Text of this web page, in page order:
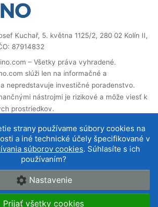
strany používame súbory cookies na
a iné technické účely špecifikované v
súborov cookies. Súhlasíte s ich
používaním?
Nastavenie
Prijať všetky cookies
Kuchař, 5. května 1125/2, 280 02 Kolín II,
87914832
– Všetky práva vyhradené.
slúži len na informačné a
nepredstavuje investičné poradenstvo.
nástrojmi je rizikové a môže viesť k
prostriedkov.
dostaneme províziu, vďaka ktorej
a ďalej rozvíjať. Na cenu služby pre
a affiliate spolupráce neovplyvňujú naše
| Podmienky používania |
Cookies a